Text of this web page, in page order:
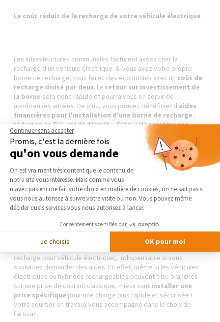
Le coût réduit de la recharge de votre véhicule électrique
Les infrastructures communales facturent assez cher la
recharge d'un véhicule électrique. Si vous avez votre propre
borne de recharge, vous ferez des économies avec un coût de
recharge divisé par deux. Le retour sur investissement de
la borne sera donc rapide et pourra vous en servir de
nombreuses années. De plus, vous pouvez bénéficier d'aides
financières pour l'installation d'une borne de recharge :
réduction de TVA, crédit d'impôt… Enfin, cela constitue une
réelleplus-value sur votre bien immobilier
ou de mise en location.
Les travaux d'installation d'une borne de recharge pour
véhicule électrique à domicile
L'installation d'une borne requiert le savoir-faire d'un
(infrastructure de
recharge pour véhicule électrique), indispensable si vous
souhaitez demander des aides. En effet, même si les véhicules
électriques ou hybrides rechargeables peuvent être branchés
sur une prise de courant classique, mieux vaut installer une
prise spécifique pour une charge plus rapide et sécurisée !
Votre courtier en travaux vous accompagne dans le choix de
l'artisan.
Continuer sans accepter
Promis, c'est la dernière fois
qu'on vous demande
Plateforme de Gestion du
On est vraiment très content que le contenu de
notre site vous intéresse. Mais comme vous
n'avez pas encore fait votre choix en matière de cookies, on ne sait pas si
vous nous autorisez à suivre votre visite ou non. Vous pouvez même
décider quels services vous nous autorisez à lancer.
Consentements certifiés par
Je choisis OK pour moi
Axeptio consent